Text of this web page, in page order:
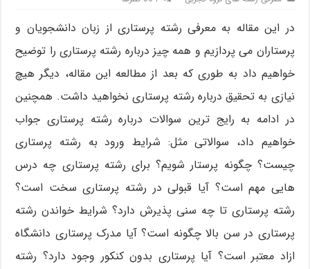
در این مقاله به معرفی رشته پرستاری از زبان دانشجویان و
پرستاران می پردازیم و همه چیز درباره رشته پرستاری را توضیح
خواهیم داد به طوری که بعد از مطالعه این مقاله، دیگر هیچ
نیازی به تحقیق درباره رشته پرستاری نخواهید داشت. همچنین
در ادامه به رایج ترین سوالات درباره رشته پرستاری جواب
خواهیم داد، سوالاتی مثل: شرایط ورود به رشته پرستاری
چیست؟ چگونه پرستار شویم؟ برای رشته پرستاری چه درس
هایی مهم است؟ آیا قبولی در رشته پرستاری سخت است؟
رشته پرستاری تا چه سنی پذیرش دارد؟ شرایط خواندن رشته
پرستاری در سن بالا چگونه است؟ آیا مدرک پرستاری دانشگاه
ازاد معتبر است؟ آیا پرستاری بدون کنکور وجود دارد؟ رشته